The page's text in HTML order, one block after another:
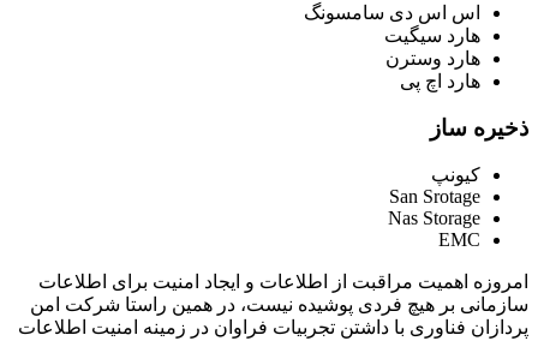
اس اس دی سامسونگ
هارد سیگیت
هارد وسترن
هارد اچ پی
ذخیره ساز
کیونپ
San Srotage
Nas Storage
EMC
امروزه اهمیت مراقبت از اطلاعات و ایجاد امنیت برای اطلاعات
سازمانی بر هیچ فردی پوشیده نیست، در همین راستا شرکت امن
پردازان فناوری با داشتن تجربیات فراوان در زمینه امنیت اطلاعات